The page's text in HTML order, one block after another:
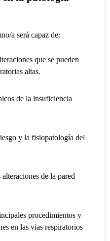
a será capaz de:
que se pueden
altas.
de la insuficiencia
y la fisiopatología del
de la pared
procedimientos y
en las vías respiratorios